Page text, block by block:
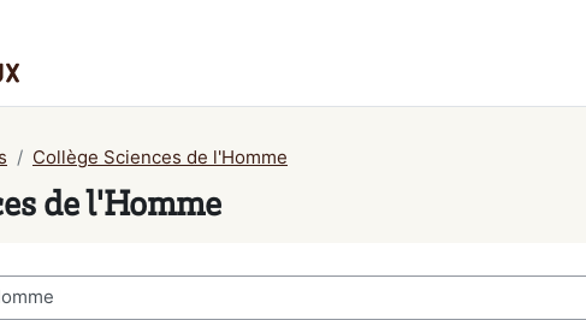
Collège Sciences de l'Homme
de l'Homme